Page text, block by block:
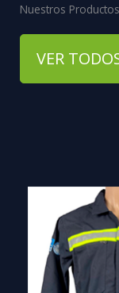
Nuestros Productos
VER